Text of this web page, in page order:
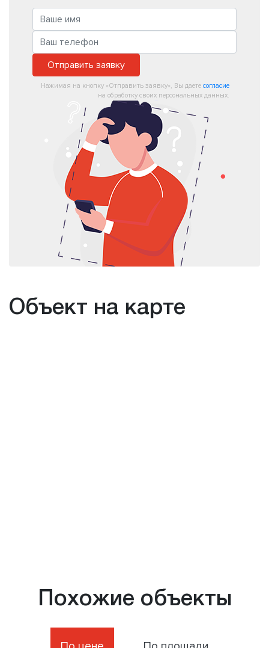
Отправить заявку
Нажимая на кнопку «Отправить заявку», Вы даете согласие
на обработку своих персональных данных.
Объект на карте
Похожие объекты